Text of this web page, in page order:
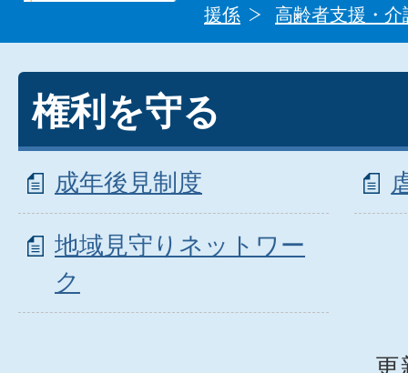
援係
高齢者支援・介
権利を守る
成年後見制度
地域見守りネットワー
ク